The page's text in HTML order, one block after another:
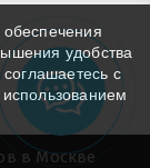
в Москве
удобства
с